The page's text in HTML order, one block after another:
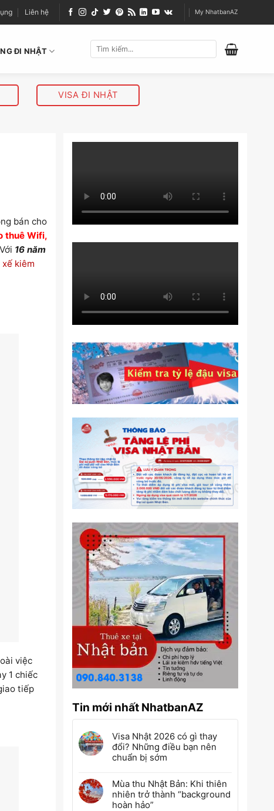
Liên hệ My NhatbanAZ
ĐI NHẬT
VISA ĐI NHẬT
bán cho
thuê Wifi,
16 năm
kiêm
việc
1 chiếc
tiếp
Tin mới nhất NhatbanAZ
Visa Nhật 2026 có gì thay
đổi? Những điều bạn nên
chuẩn bị sớm
Mùa thu Nhật Bản: Khi thiên
nhiên trở thành “background
hoàn hảo”